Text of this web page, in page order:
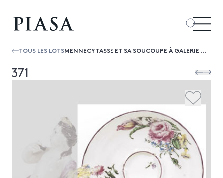
TOUS LES LOTS MENNECYTASSE ET SA SOUCOUPE À GALERIE À DÉCOR POLYCHROME DE BOUQUETS DE FLEURS, FILET POURPRE SUR LES BORDS, L’ANSE EN FORME DE BRAN...
371